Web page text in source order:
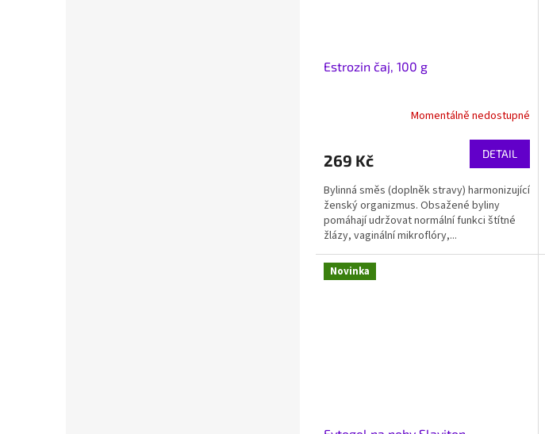
Estrozin čaj, 100 g
Momentálně nedostupné
269 Kč DETAIL
Bylinná směs (doplněk stravy) harmonizující
ženský organizmus. Obsažené byliny
pomáhají udržovat normální funkci štítné
žlázy, vaginální mikroflóry,...
Novinka